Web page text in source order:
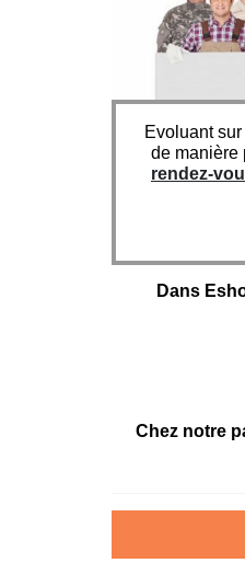
Evoluant
de manière
rendez-
Dans
Chez notre